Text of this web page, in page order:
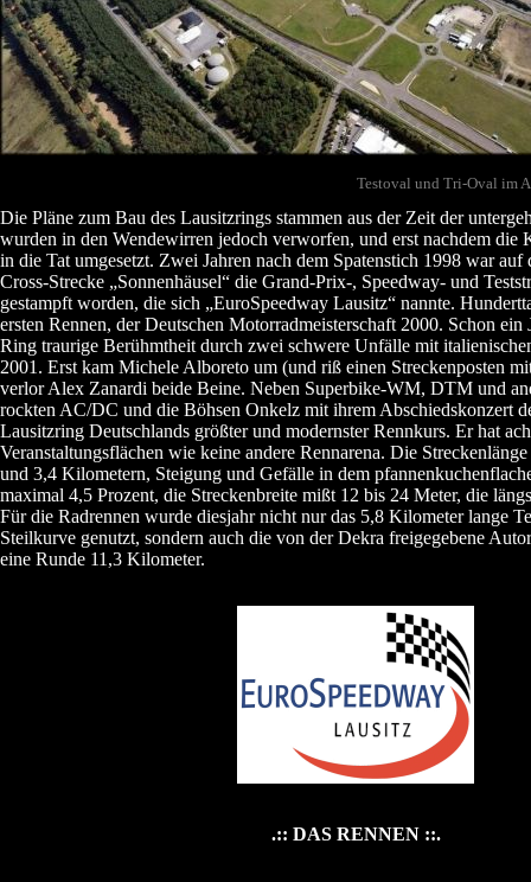
Testoval und Tri-Oval im
Die Pläne zum Bau des Lausitzrings stammen aus der Zeit der
wurden in den Wendewirren jedoch verworfen, und erst nachdem die
in die Tat umgesetzt. Zwei Jahren nach dem Spatenstich 1998 war
Cross-Strecke „Sonnenhäusel“ die Grand-Prix-, Speedway- und
gestampft worden, die sich „EuroSpeedway Lausitz“ nannte.
ersten Rennen, der Deutschen Motorradmeisterschaft 2000. Schon ein
Ring traurige Berühmtheit durch zwei schwere Unfälle mit
2001. Erst kam Michele Alboreto um (und riß einen Streckenposten
verlor Alex Zanardi beide Beine. Neben Superbike-WM, DTM und
rockten AC/DC und die Böhsen Onkelz mit ihrem Abschiedskonzert
Lausitzring Deutschlands größter und modernster Rennkurs. Er hat
Veranstaltungsflächen wie keine andere Rennarena. Die
und 3,4 Kilometern, Steigung und Gefälle in dem
maximal 4,5 Prozent, die Streckenbreite mißt 12 bis 24 Meter, die
Für die Radrennen wurde diesjahr nicht nur das 5,8 Kilometer lange
Steilkurve genutzt, sondern auch die von der Dekra freigegebene
eine Runde 11,3 Kilometer.
.:: DAS RENNEN ::.